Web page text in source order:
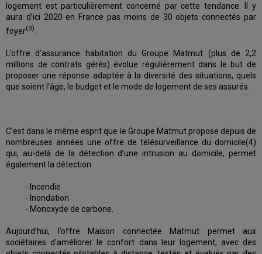
logement est particulièrement concerné par cette tendance. Il y
aura d’ici 2020 en France pas moins de 30 objets connectés par
foyer(3)
L’offre d’assurance habitation du Groupe Matmut (plus de 2,2
millions de contrats gérés) évolue régulièrement dans le but de
proposer une réponse adaptée à la diversité des situations, quels
que soient l’âge, le budget et le mode de logement de ses assurés.
C’est dans le même esprit que le Groupe Matmut propose depuis de
nombreuses années une offre de télésurveillance du domicile(4)
qui, au-delà de la détection d’une intrusion au domicile, permet
également la détection :
- Incendie
- Inondation
- Monoxyde de carbone.
Aujourd’hui, l’offre Maison connectée Matmut permet aux
sociétaires d’améliorer le confort dans leur logement, avec des